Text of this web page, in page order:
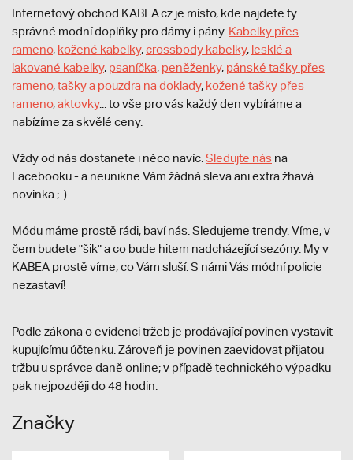
Internetový obchod KABEA.cz je místo, kde najdete ty
správné modní doplňky pro dámy i pány. Kabelky přes
rameno, kožené kabelky,crossbody kabelky, lesklé a
lakované kabelky, psaníčka, peněženky, pánské tašky přes
rameno,tašky a pouzdra na doklady, kožené tašky přes
rameno,aktovky... to vše pro vás každý den vybíráme a
nabízíme za skvělé ceny.
Vždy od nás dostanete i něco navíc. Sledujte nás na
Facebooku - a neunikne Vám žádná sleva ani extra žhavá
novinka ;-).
Módu máme prostě rádi, baví nás. Sledujeme trendy. Víme, v
čem budete "šik" a co bude hitem nadcházející sezóny. My v
KABEA prostě víme, co Vám sluší. S námi Vás módní policie
nezastaví!
Podle zákona o evidenci tržeb je prodávající povinen vystavit
kupujícímu účtenku. Zároveň je povinen zaevidovat přijatou
tržbu u správce daně online; v případě technického výpadku
pak nejpozději do 48 hodin.
Značky